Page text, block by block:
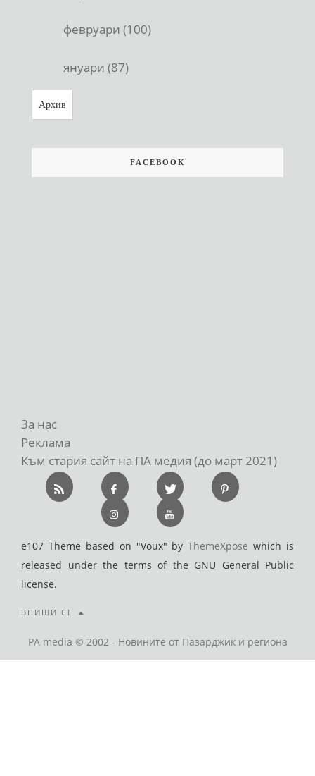
февруари (100)
януари (87)
Архив
FACEBOOK
За нас
Реклама
Към стария сайт на ПА медия (до март 2021)
e107 Theme based on "Voux" byThemeXpose which is
released under the terms of the GNU General Public
license.
ВПИШИ СЕ
PA media © 2002 - Новините от Пазарджик и региона